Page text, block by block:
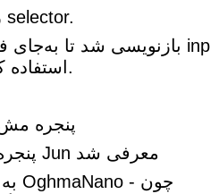
رسم سریع‌تر ویجت selector.
از فایل‌های json استفاده کند.
پنجره
پنجره مش حرارتی برای Jun معرفی شد